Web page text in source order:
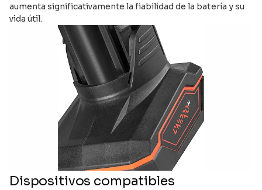
aumenta significativamente la fiabilidad de la batería y su
vida útil.
Dispositivos compatibles